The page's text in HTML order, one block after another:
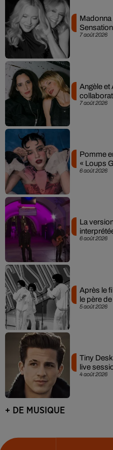
7 août 2026
Madonna
7 août 2026
Angèle et
6 août 2026
Pomme
« Loups
6 août 2026
La
5 août 2026
Après le
le père
4 août 2026
Tiny
live
+ DE MUSIQUE